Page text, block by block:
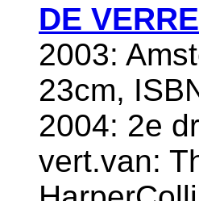
DE
2003:
23cm,
2004: 2e
vert.van: